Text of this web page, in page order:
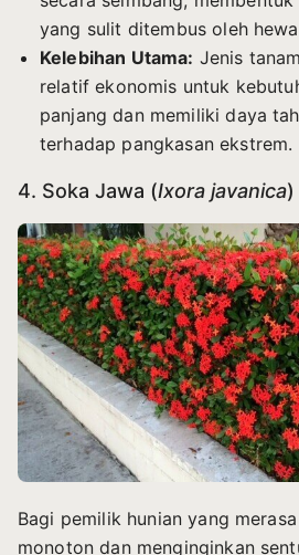
yang sulit ditembus oleh
Kelebihan Utama: Jenis
relatif ekonomis untuk
panjang dan memiliki daya
terhadap pangkasan ekstrem.
4. Soka Jawa (Ixora javanica)
Bagi pemilik hunian yang
monoton dan menginginkan